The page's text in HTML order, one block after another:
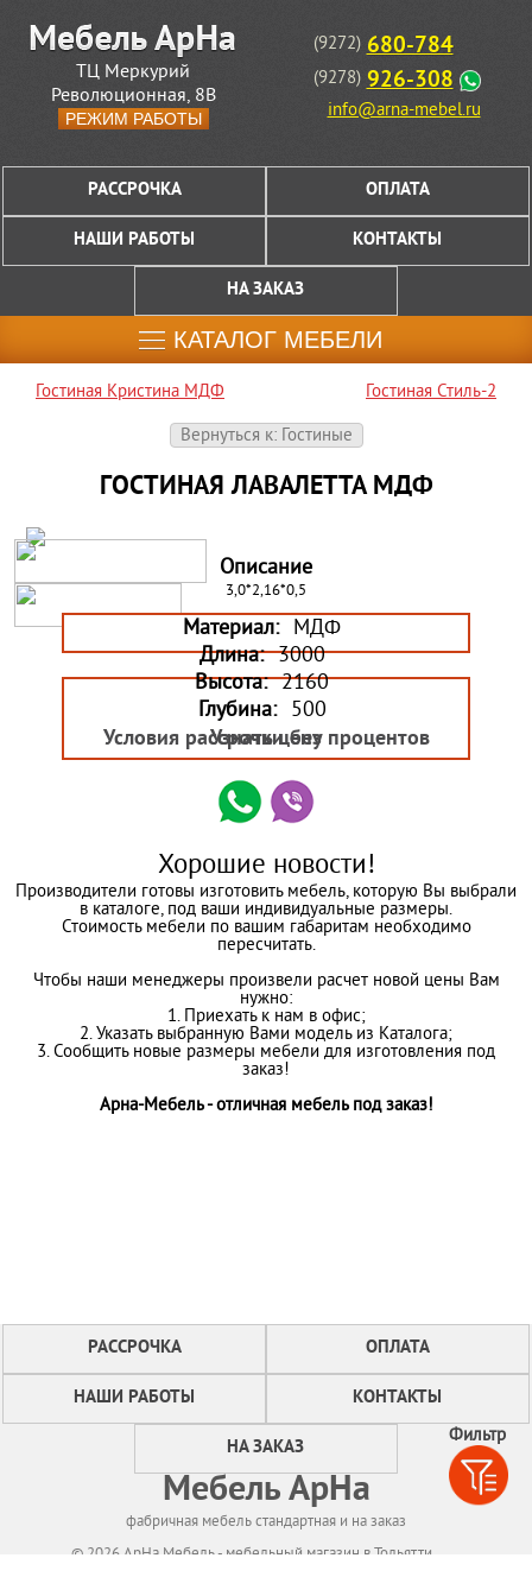
Фильтр
ТЦ Меркурий
Революционная, 8В
РЕЖИМ РАБОТЫ
(9272) 680-784
(9278) 926-308
info@arna-mebel.ru
РАССРОЧКА ОПЛАТА
НАШИ РАБОТЫ КОНТАКТЫ
НА ЗАКАЗ
КАТАЛОГ МЕБЕЛИ
Гостиная Кристина МДФ
Гостиная Стиль-2
Вернуться к: Гостиные
ГОСТИНАЯ ЛАВАЛЕТТА МДФ
Описание
3,0*2,16*0,5
Материал: МДФ
Длина: 3000
Высота: 2160
Глубина: 500
Узнать цену
Условия рассрочки без процентов
Хорошие новости!
Производители готовы изготовить мебель, которую Вы выбрали
в каталоге, под ваши индивидуальные размеры.
Стоимость мебели по вашим габаритам необходимо
пересчитать.
Чтобы наши менеджеры произвели расчет новой цены Вам
нужно:
1. Приехать к нам в офис;
2. Указать выбранную Вами модель из Каталога;
3. Сообщить новые размеры мебели для изготовления под
заказ!
Арна-Мебель - отличная мебель под заказ!
РАССРОЧКА ОПЛАТА
НАШИ РАБОТЫ КОНТАКТЫ
НА ЗАКАЗ
Мебель АрНа
фабричная мебель стандартная и на заказ
© 2026 АрНа Мебель - мебельный магазин в Тольятти